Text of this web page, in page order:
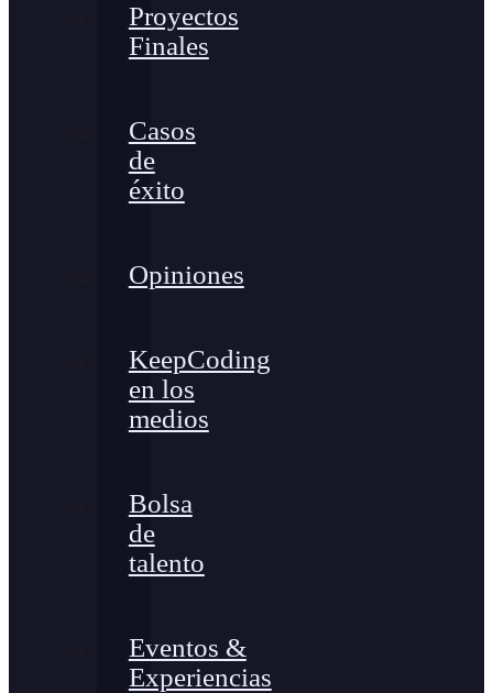
Proyectos
Finales
Casos
de
éxito
Opiniones
KeepCoding
en los
medios
Bolsa
de
talento
Eventos &
Experiencias